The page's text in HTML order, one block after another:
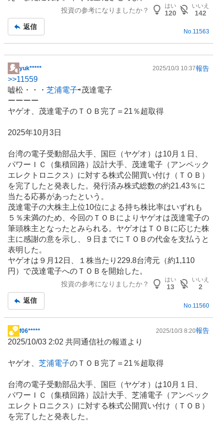
事
投資の参考になりましたか？
はい
120
いいえ
142
返信
No.11563
掲
示
板
事
yuk***** 2025/10/3 10:37報告
>>11559
嘘松・・・ 芝浦電子⇨茂達電子
ーーーー
ヤゲオ、茂達電子のＴＯＢ完了＝21％超取得
2025年10月3日
台湾の電子受動部品大手、国巨（ヤゲオ）は10月１日、
パワーＩＣ（集積回路）設計大手、茂達電子（アンペック
エレクトロニクス）に対する株式公開買い付け（ＴＯＢ）
を完了したと発表した。発行済み株式総数の約21.43％に
当たる応募があったという。
茂達電子の大株主上位10位による持ち株比率はいずれも
５％未満のため、今回のＴＯＢによりヤゲオは茂達電子の
筆頭株主となったとみられる。ヤゲオはＴＯＢに応じた株
主に感謝の意を示し、９日までにＴＯＢの代金を支払うと
表明した。
ヤゲオは９月12日、１株当たり229.8台湾元（約1,110
円）で茂達電子へのＴＯＢを開始した。
投資の参考になりましたか？
はい
13
いいえ
2
返信
No. 11560
掲
示
記
f06***** 2025/10/3 8:20報告
2025/10/03 2:02 共同通信社の報道より
ヤゲオ、 芝浦電子のＴＯＢ完了＝21％超取得
台湾の電子受動部品大手、国巨（ヤゲオ）は10月１日、
パワーＩＣ（集積回路）設計大手、芝浦電子（アンペック
エレクトロニクス）に対する株式公開買い付け（ＴＯＢ）
を完了したと発表した。